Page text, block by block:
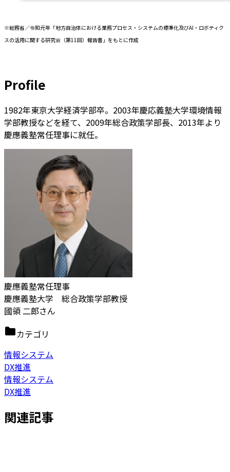
※総務省／令和元年「地方自治体における業務プロセス・システムの標準化及びAI・ロボティク
スの活用に関する研究会（第11回）報告書」をもとに作成
Profile
1982年東京大学経済学部卒。2003年慶応義塾大学環境情報
学部教授などを経て、2009年総合政策学部長、2013年より
慶應義塾常任理事に就任。
慶應義塾常任理事
慶應義塾大学 総合政策学部教授
國領 二郎さん
カテゴリ
情報システム
DX推進
情報システム
DX推進
関連記事